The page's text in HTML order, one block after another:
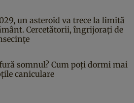
un asteroid va trece la limită
Cercetătorii, îngrijorați de
somnul? Cum poți dormi mai
caniculare